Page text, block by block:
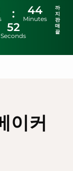
44
Minutes
52
Seconds
까
지
판
매
끝
이커